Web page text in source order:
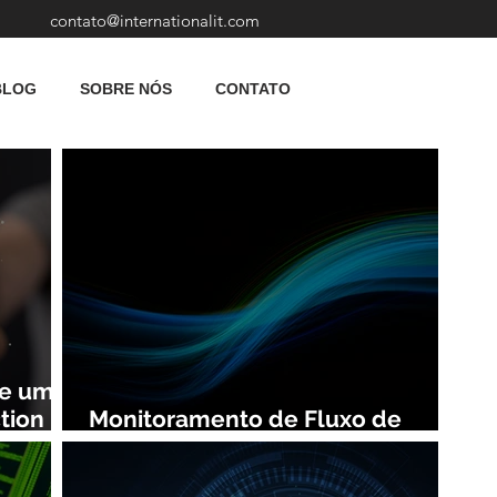
contato@internationalit.com
SOBRE NÓS CONTATO
uma
Monitoramento de Fluxo de
Rede: Vantagens e Benefícios